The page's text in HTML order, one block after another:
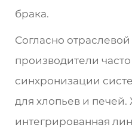
брака.
Согласно
производители
синхронизации
для хлопьев и
интегрированная